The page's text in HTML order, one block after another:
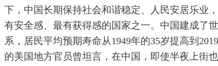
下，中国长期保持社会和谐稳定、人民安居乐业
有安全感、最有获得感的国家之一。中国建成了
系，居民平均预期寿命从1949年的35岁提高到
的美国地方官员曾坦言，在中国，即使半夜上街